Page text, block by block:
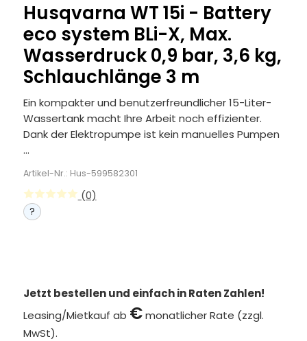
Husqvarna WT 15i - Battery
eco system BLi-X, Max.
Wasserdruck 0,9 bar, 3,6 kg,
Schlauchlänge 3 m
Ein kompakter und benutzerfreundlicher 15-Liter-
Wassertank macht Ihre Arbeit noch effizienter.
Dank der Elektropumpe ist kein manuelles Pumpen
...
Artikel-Nr.: Hus-599582301
(0)
?
Jetzt bestellen und einfach in Raten Zahlen!
Leasing/Mietkauf ab €monatlicher Rate (zzgl.
MwSt).